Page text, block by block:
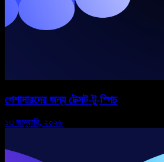
পেশাদারদের জন্য টেক্সট-টু-স্পিচ
১৩ জানুয়ারি, ২০২৬